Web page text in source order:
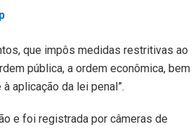
que impôs medidas restritivas ao
pública, a ordem econômica, bem
aplicação da lei penal”.
e foi registrada por câmeras de